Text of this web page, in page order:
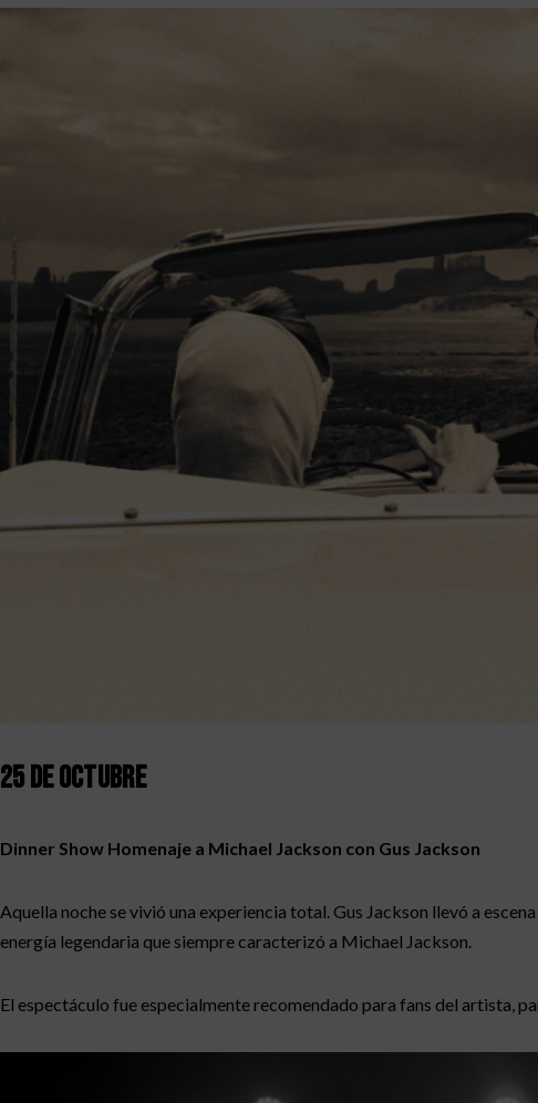
25 de octubre
Dinner Show Homenaje a Michael Jackson con Gus Jackson
Aquella noche se vivió una experiencia total. Gus Jackson llevó a
energía legendaria que siempre caracterizó a Michael Jackson.
El espectáculo fue especialmente recomendado para fans del artista,